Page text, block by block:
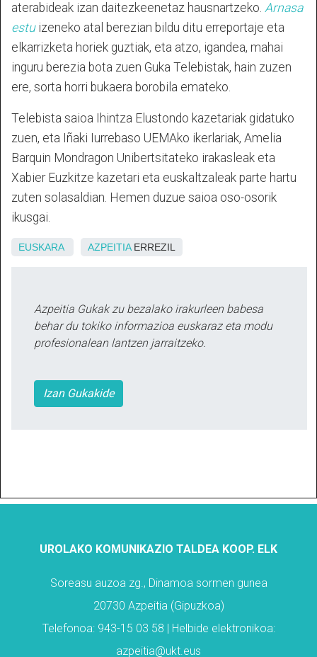
aterabideak izan daitezkeenetaz hausnartzeko. Arnasa
estuizeneko atal berezian bildu ditu erreportaje eta
elkarrizketa horiek guztiak, eta atzo, igandea, mahai
inguru berezia bota zuen Guka Telebistak, hain zuzen
ere, sorta horri bukaera borobila emateko.
Telebista saioa Ihintza Elustondo kazetariak gidatuko
zuen, eta Iñaki Iurrebaso UEMAko ikerlariak, Amelia
Barquin Mondragon Unibertsitateko irakasleak eta
Xabier Euzkitze kazetari eta euskaltzaleak parte hartu
zuten solasaldian. Hemen duzue saioa oso-osorik
ikusgai.
EUSKARA AZPEITIAERREZIL
Azpeitia Gukak zu bezalako irakurleen babesa
behar du tokiko informazioa euskaraz eta modu
profesionalean lantzen jarraitzeko.
Izan Gukakide
UROLAKO KOMUNIKAZIO TALDEA KOOP. ELK
Soreasu auzoa zg., Dinamoa sormen gunea
20730 Azpeitia (Gipuzkoa)
Telefonoa: 943-15 03 58 | Helbide elektronikoa:
azpeitia@ukt.eus